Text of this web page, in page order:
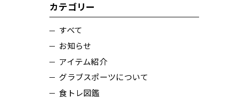
カテゴリー
すべて
お知らせ
アイテム紹介
グラブスポーツについて
食トレ図鑑